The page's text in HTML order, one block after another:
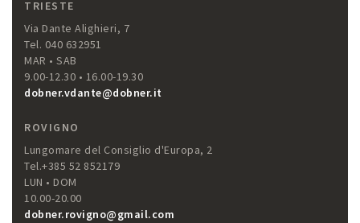
TRIESTE
Via Dante Alighieri, 7
Tel. 040 632951
MAR • SAB
9.00-12.30 • 16.00-19.30
dobner.vdante@dobner.it
ROVIGNO
Lungomare del Consiglio d'Europa, 2
Tel.+385 52 852179
LUN • DOM
10.00-20.00
dobner.rovigno@gmail.com